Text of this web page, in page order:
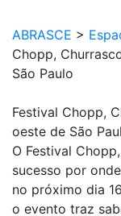
ABRASCE >
Chopp,
São Paulo
Festival Chopp,
oeste de São
O Festival
sucesso por
no próximo dia
o evento traz